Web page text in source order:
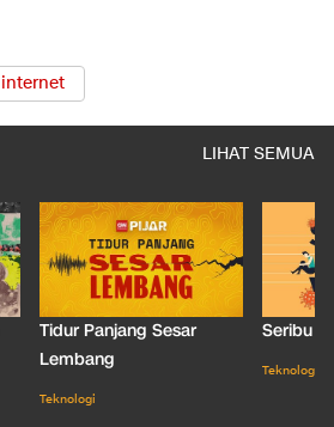
internet
LIHAT SEMUA
Tidur Panjang Sesar
Lembang
Teknologi
Seribu
Teknologi